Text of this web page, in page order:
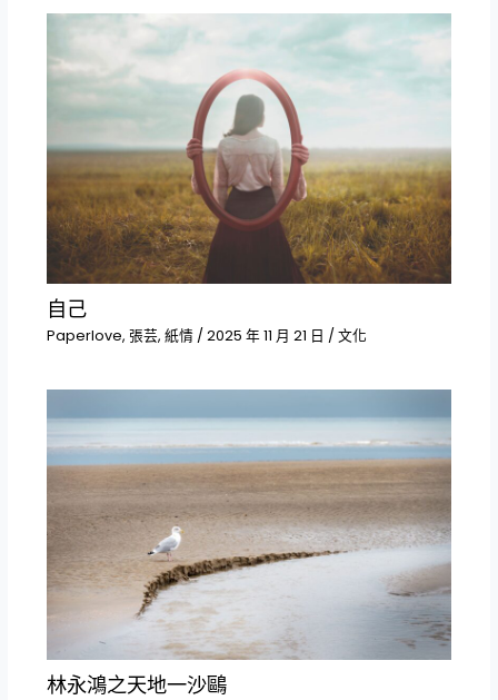
自己
Paperlove, 張芸, 紙情/ 2025 年 11 月 21 日 / 文化
林永鴻之天地一沙鷗